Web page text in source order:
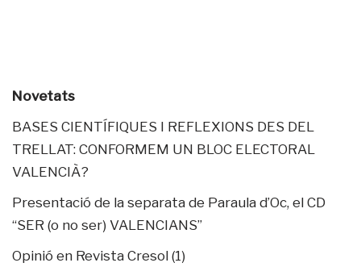
Novetats
BASES CIENTÍFIQUES I REFLEXIONS DES DEL
TRELLAT: CONFORMEM UN BLOC ELECTORAL
VALENCIÀ?
Presentació de la separata de Paraula d’Oc, el CD
“SER (o no ser) VALENCIANS”
Opinió en Revista Cresol (1)